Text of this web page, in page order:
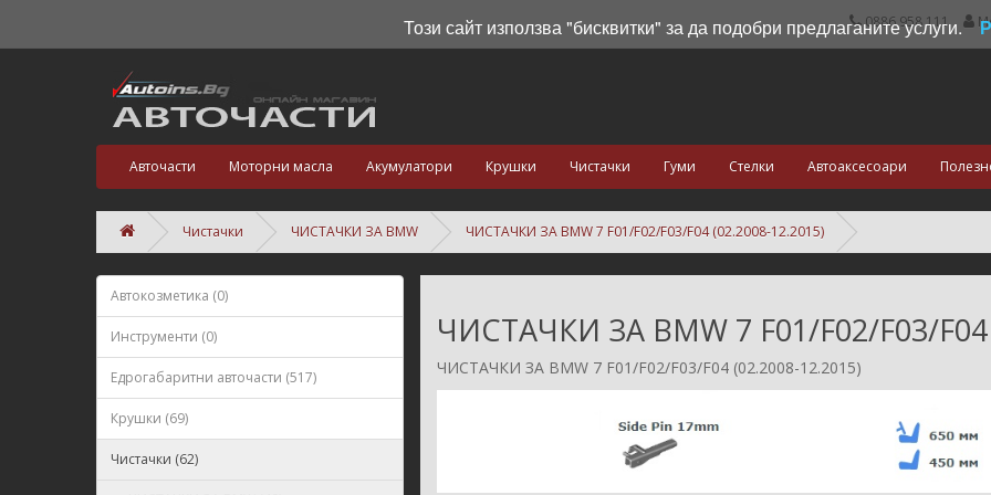
0886 958 111
Авточасти Моторни масла Акумулатори Крушки Чистачки Гуми Стелки Автоаксесоари
Чистачки ЧИСТАЧКИ ЗА BMW ЧИСТАЧКИ ЗА BMW 7 F01/F02/F03/F04 (02.2008-12.2015)
Автокозметика (0)
Инструменти (0)
Едрогабаритни авточасти (517)
Крушки (69)
Чистачки (62)
ЧИСТАЧКИ ЗА BMW 7 F01/F02/F03/F04
ЧИСТАЧКИ ЗА BMW 7 F01/F02/F03/F04 (02.2008-12.2015)
Този сайт използва "бисквитки" за да подобри предлаганите услуги.